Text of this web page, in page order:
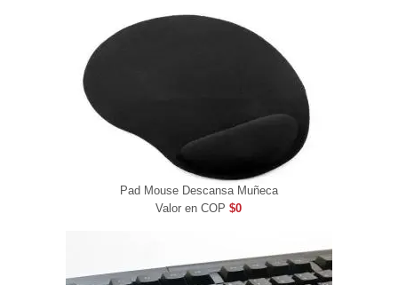
Pad Mouse Descansa Muñeca
Valor en COP$0